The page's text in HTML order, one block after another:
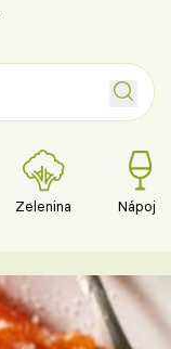
Zelenina Nápoje